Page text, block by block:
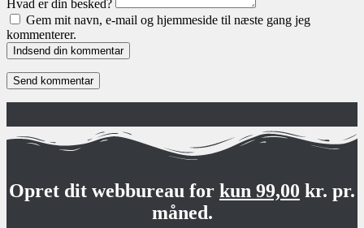
Hvad er din besked?
Gem mit navn, e-mail og hjemmeside til næste gang jeg
kommenterer.
Indsend din kommentar
Opret dit webbureau for kun 99,00 kr. pr.
måned.